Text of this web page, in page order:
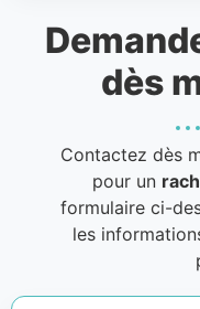
dès
Contactez dès
pour un
formulaire ci-
les